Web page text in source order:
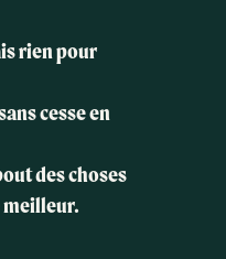
rien pour
cesse en
des choses